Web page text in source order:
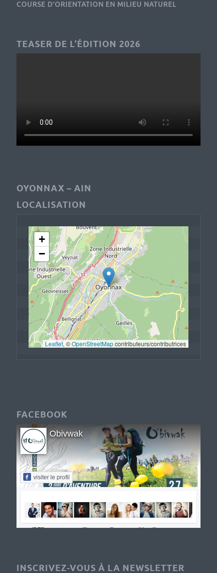
COURSE D’ORIENTATION EN MILIEU NATUREL
TEASER DE L’ÉDITION 2026
OYONNAX – AIN
LOCALISATION
+
−
Leaflet, © OpenStreetMap contributeurs/contributrices
FACEBOOK
Obivwak
visiter le profil
INSCRIVEZ-VOUS À LA NEWSLETTER